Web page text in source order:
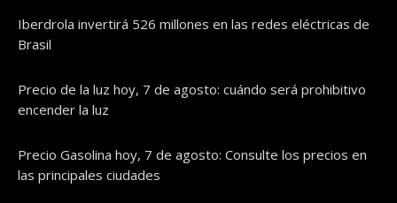
Iberdrola invertirá 526 millones en las redes eléctricas de
Brasil
Precio de la luz hoy, 7 de agosto: cuándo será prohibitivo
encender la luz
Precio Gasolina hoy, 7 de agosto: Consulte los precios en
las principales ciudades